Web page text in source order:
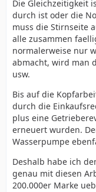
Die Gleichzeitigkeit
durch ist oder die
muss die Stirnseite
alle zusammen
normalerweise nur
abmacht, wird man
usw.
Bis auf die
durch die
plus eine
erneuert wurden.
Wasserpumpe
Deshalb habe ich
genau mit diesen
200.000er Marke